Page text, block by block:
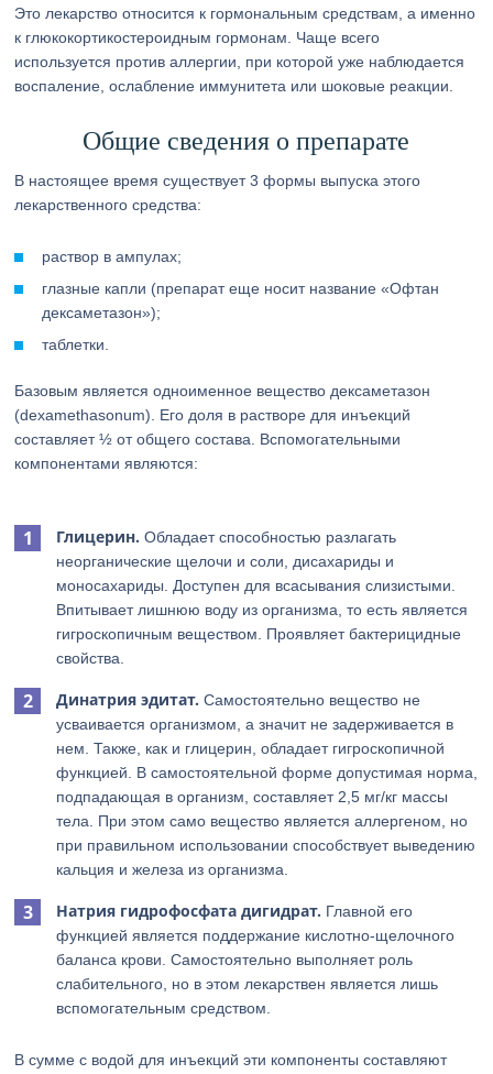
Это лекарство относится к гормональным средствам, а именно
к глюкокортикостероидным гормонам. Чаще всего
используется против аллергии, при которой уже наблюдается
воспаление, ослабление иммунитета или шоковые реакции.
Общие сведения о препарате
В настоящее время существует 3 формы выпуска этого
лекарственного средства:
раствор в ампулах;
глазные капли (препарат еще носит название «Офтан
дексаметазон»);
таблетки.
Базовым является одноименное вещество дексаметазон
(dexamethasonum). Его доля в растворе для инъекций
составляет ½ от общего состава. Вспомогательными
компонентами являются:
Глицерин. Обладает способностью разлагать
неорганические щелочи и соли, дисахариды и
моносахариды. Доступен для всасывания слизистыми.
Впитывает лишнюю воду из организма, то есть является
гигроскопичным веществом. Проявляет бактерицидные
свойства.
Динатрия эдитат. Самостоятельно вещество не
усваивается организмом, а значит не задерживается в
нем. Также, как и глицерин, обладает гигроскопичной
функцией. В самостоятельной форме допустимая норма,
подпадающая в организм, составляет 2,5 мг/кг массы
тела. При этом само вещество является аллергеном, но
при правильном использовании способствует выведению
кальция и железа из организма.
Натрия гидрофосфата дигидрат. Главной его
функцией является поддержание кислотно-щелочного
баланса крови. Самостоятельно выполняет роль
слабительного, но в этом лекарствен является лишь
вспомогательным средством.
В сумме с водой для инъекций эти компоненты составляют